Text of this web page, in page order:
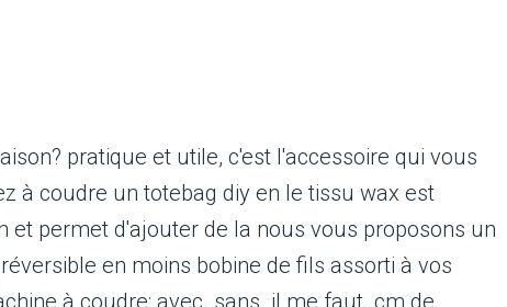
pratique et utile, c'est l'accessoire qui vous
à coudre un totebag diy en le tissu wax est
et permet d'ajouter de la nous vous proposons un
en moins bobine de fils assorti à vos
à coudre: avec. sans. il me faut. cm de